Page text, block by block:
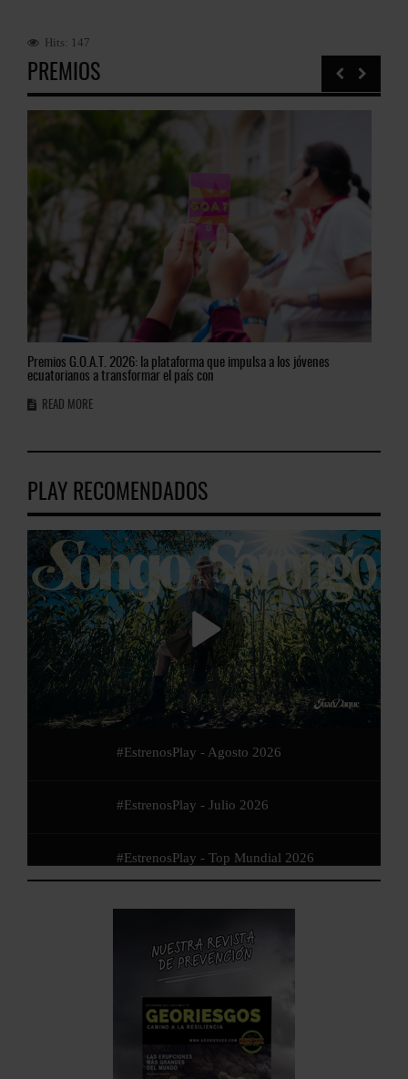
Hits: 147
PREMIOS
Premios G.O.A.T. 2026: la plataforma que impulsa a los jóvenes
ecuatorianos a transformar el país con
READ MORE
PLAY RECOMENDADOS
#EstrenosPlay - Agosto 2026
#EstrenosPlay - Julio 2026
#EstrenosPlay - Top Mundial 2026
#EstrenosPlay - Junio 2026
#EstrenosPlay - Mayo 2026
#EstrenosPlay - Abril 2026
#EstrenosPlay - Marzo 2026